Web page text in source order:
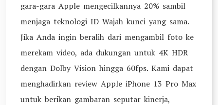
gara-gara Apple mengecilkannya 20% sambil
menjaga teknologi ID Wajah kunci yang sama.
Jika Anda ingin beralih dari mengambil foto ke
merekam video, ada dukungan untuk 4K HDR
dengan Dolby Vision hingga 60fps. Kami dapat
menghadirkan review Apple iPhone 13 Pro Max
untuk berikan gambaran seputar kinerja,